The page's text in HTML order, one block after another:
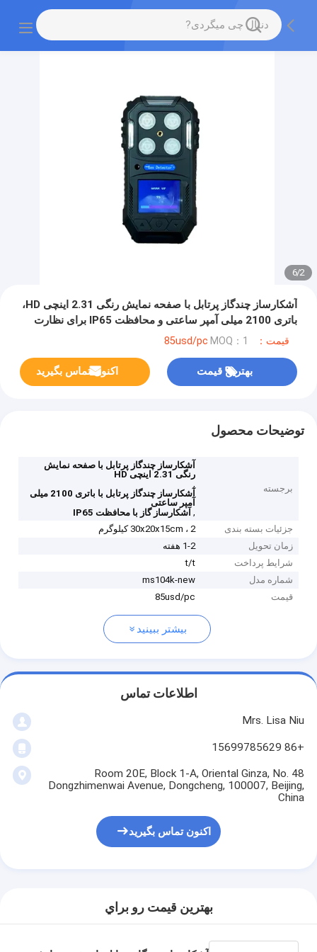
2
/
6
آشکارساز چندگاز پرتابل با صفحه نمایش رنگی 2.31 اینچی HD،
باتری 2100 میلی آمپر ساعتی و محافظت IP65 برای نظارت
بی‌درنگ
قیمت：85usd/pc MOQ：1
بهترین قیمت اکنون تماس بگیرید
توضیحات محصول
برجسته
آشکارساز چندگاز پرتابل با صفحه نمایش
رنگی 2.31 اینچی HD
,
آشکارساز چندگاز پرتابل با باتری 2100 میلی
آمپر ساعتی
, آشکارساز گاز با محافظت IP65
جزئیات بسته بندی
30x20x15cm ، 2 کیلوگرم
زمان تحویل
1-2 هفته
شرایط پرداخت
t/t
شماره مدل
ms104k-new
قیمت
85usd/pc
بیشتر ببینید
اطلاعات تماس
Mrs. Lisa Niu
+86 15699785629
Room 20E, Block 1-A, Oriental Ginza, No. 48
Dongzhimenwai Avenue, Dongcheng, 100007, Beijing,
China
اکنون تماس بگیرید
بهترين قيمت رو براي